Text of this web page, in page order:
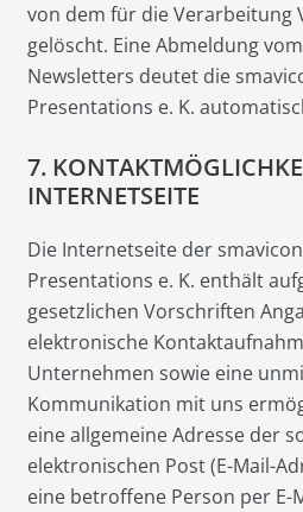
von dem für die Verarbeitung
gelöscht. Eine Abmeldung
Newsletters deutet die
Presentations e. K.
7.
INTERNETSEITE
Die Internetseite der
Presentations e. K. enthält
gesetzlichen Vorschriften
elektronische
Unternehmen sowie eine
Kommunikation mit uns
eine allgemeine Adresse der
elektronischen Post (E-Mail-
eine betroffene Person per E-